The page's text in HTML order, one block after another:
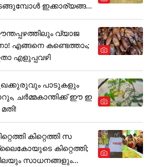
ഇക്കാര്യങ്ങ
വ്യാജ
എങ്ങനെ കണ്ടെത്താം;
എളുപ്പവഴി
പാടുകളും
ചർമ്മകാന്തിക്ക് ഈ ഇ
കിറ്റെത്തി സ
കിറ്റെത്തി;
സാധനങ്ങളും...